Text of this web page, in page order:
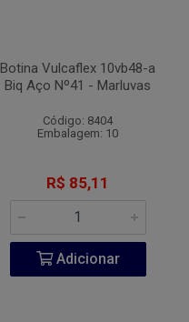
Botina Vulcaflex 10vb48-a
Biq Aço Nº41 - Marluvas
Código: 8404
Embalagem: 10
R$ 85,11
Adicionar